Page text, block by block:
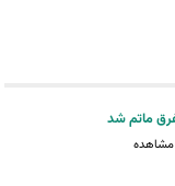
ماتم شد